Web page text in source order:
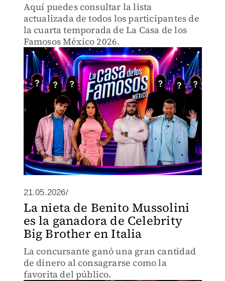
Aquí puedes consultar la lista
actualizada de todos los participantes de
la cuarta temporada de La Casa de los
Famosos México 2026.
21.05.2026/
La nieta de Benito Mussolini
es la ganadora de Celebrity
Big Brother en Italia
La concursante ganó una gran cantidad
de dinero al consagrarse como la
favorita del público.